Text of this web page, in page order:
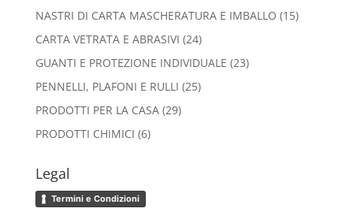
prodotti
NASTRI DI CARTA MASCHERATURA E IMBALLO 1515
CARTA VETRATA E ABRASIVI 2424
prodotti
GUANTI E PROTEZIONE INDIVIDUALE 2323
PENNELLI, PLAFONI E RULLI 2525
PRODOTTI PER LA CASA 2929
PRODOTTI CHIMICI 66
Legal
Termini e Condizioni